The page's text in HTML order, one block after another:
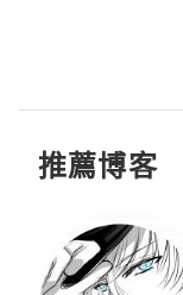
推薦博客